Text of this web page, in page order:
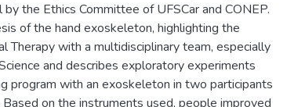
the Ethics Committee of UFSCar and CONEP.
of the hand exoskeleton, highlighting the
Therapy with a multidisciplinary team, especially
and describes exploratory experiments
program with an exoskeleton in two participants
on the instruments used, people improved